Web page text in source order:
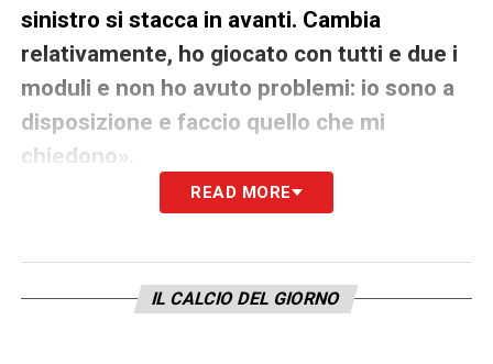
sinistro si stacca in avanti. Cambia
relativamente, ho giocato con tutti e due i
moduli e non ho avuto problemi: io sono a
disposizione e faccio quello che mi
chiedono».
READ MORE
IL CALCIO DEL GIORNO